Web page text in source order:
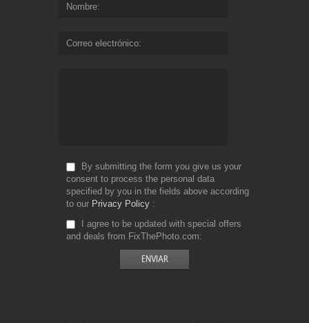
Nombre
Correo electrónico
By submitting the form you give us your
consent to process the personal data
specified by you in the fields above according
to our Privacy Policy
I agree to be updated with special offers
and deals from FixThePhoto.com